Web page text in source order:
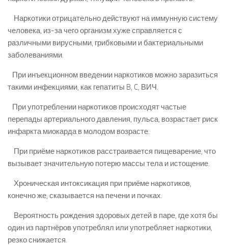
Наркотики отрицательно действуют на иммунную систему
человека, из-за чего организм хуже справляется с
различными вирусными, грибковыми и бактериальными
заболеваниями.
При инъекционном введении наркотиков можно заразиться
такими инфекциями, как гепатиты B, C, ВИЧ.
При употреблении наркотиков происходят частые
перепады артериального давления, пульса, возрастает риск
инфаркта миокарда в молодом возрасте.
При приёме наркотиков расстраивается пищеварение, что
вызывает значительную потерю массы тела и истощение.
Хроническая интоксикация при приёме наркотиков,
конечно же, сказывается на печени и почках.
Вероятность рождения здоровых детей в паре, где хотя бы
один из партнёров употреблял или употребляет наркотики,
резко снижается.